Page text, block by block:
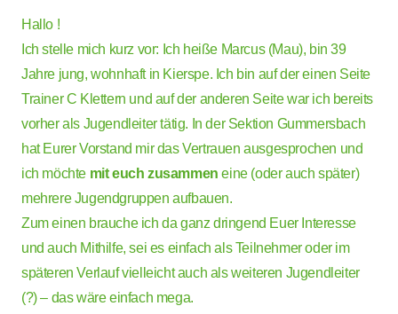
Hallo !
Ich stelle mich kurz vor: Ich heiße Marcus (Mau), bin 39
Jahre jung, wohnhaft in Kierspe. Ich bin auf der einen Seite
Trainer C Klettern und auf der anderen Seite war ich bereits
vorher als Jugendleiter tätig. In der Sektion Gummersbach
hat Eurer Vorstand mir das Vertrauen ausgesprochen und
ich möchte mit euch zusammen eine (oder auch später)
mehrere Jugendgruppen aufbauen.
Zum einen brauche ich da ganz dringend Euer Interesse
und auch Mithilfe, sei es einfach als Teilnehmer oder im
späteren Verlauf vielleicht auch als weiteren Jugendleiter
(?) – das wäre einfach mega.